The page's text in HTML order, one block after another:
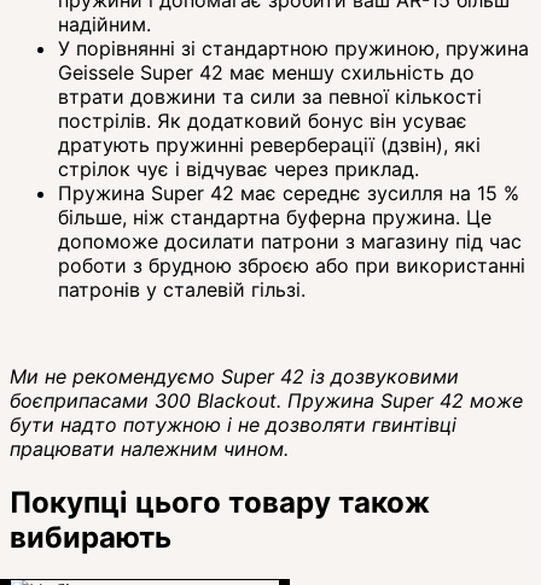
надійним.
У порівнянні зі стандартною пружиною, пружина
Geissele Super 42 має меншу схильність до
втрати довжини та сили за певної кількості
пострілів. Як додатковий бонус він усуває
дратують пружинні реверберації (дзвін), які
стрілок чує і відчуває через приклад.
Пружина Super 42 має середнє зусилля на 15 %
більше, ніж стандартна буферна пружина. Це
допоможе досилати патрони з магазину під час
роботи з брудною зброєю або при використанні
патронів у сталевій гільзі.
Ми не рекомендуємо Super 42 із дозвуковими
боєприпасами 300 Blackout. Пружина Super 42 може
бути надто потужною і не дозволяти гвинтівці
працювати належним чином.
Покупці цього товару також
вибирають